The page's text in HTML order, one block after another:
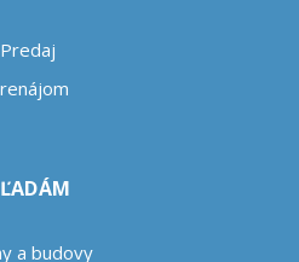
Predaj
a budovy